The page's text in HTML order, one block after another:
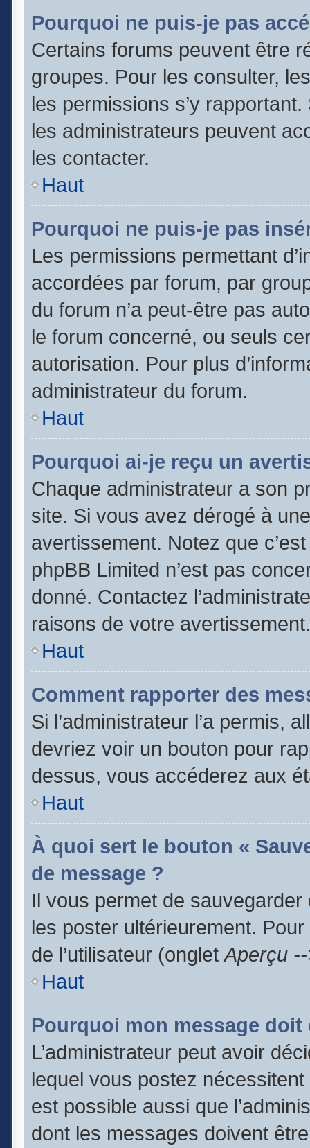
Pourquoi ne puis-je pas
Certains forums peuvent être
groupes. Pour les consulter,
les permissions s’y
les administrateurs peuvent
les contacter.
Haut
Pourquoi ne puis-je pas
Les permissions permettant
accordées par forum, par
du forum n’a peut-être pas
le forum concerné, ou seuls
autorisation. Pour plus
administrateur du forum.
Haut
Pourquoi ai-je reçu un
Chaque administrateur a son
site. Si vous avez dérogé à
avertissement. Notez que
phpBB Limited n’est pas
donné. Contactez
raisons de votre avertissement.
Haut
Comment rapporter des
Si l’administrateur l’a permis,
devriez voir un bouton pour
dessus, vous accéderez aux
Haut
À quoi sert le bouton «
de message ?
Il vous permet de
les poster ultérieurement.
de l’utilisateur (ongletAperçu
Haut
Pourquoi mon message doit
L’administrateur peut avoir
lequel vous postez nécessitent
est possible aussi que
dont les messages doivent